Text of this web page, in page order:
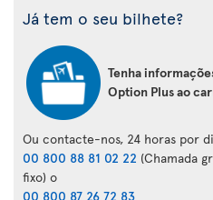
Já tem o seu bilhete?
Tenha
Option Plus ao
Ou contacte-nos, 24 horas por
00 800 88 81 02 22 (Chamada
fixo) o
00 800 87 26 72 83